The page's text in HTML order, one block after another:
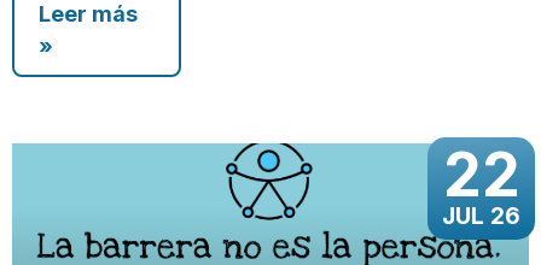
Leer más
»
22
JUL 26